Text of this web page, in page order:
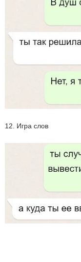
12. Игра слов